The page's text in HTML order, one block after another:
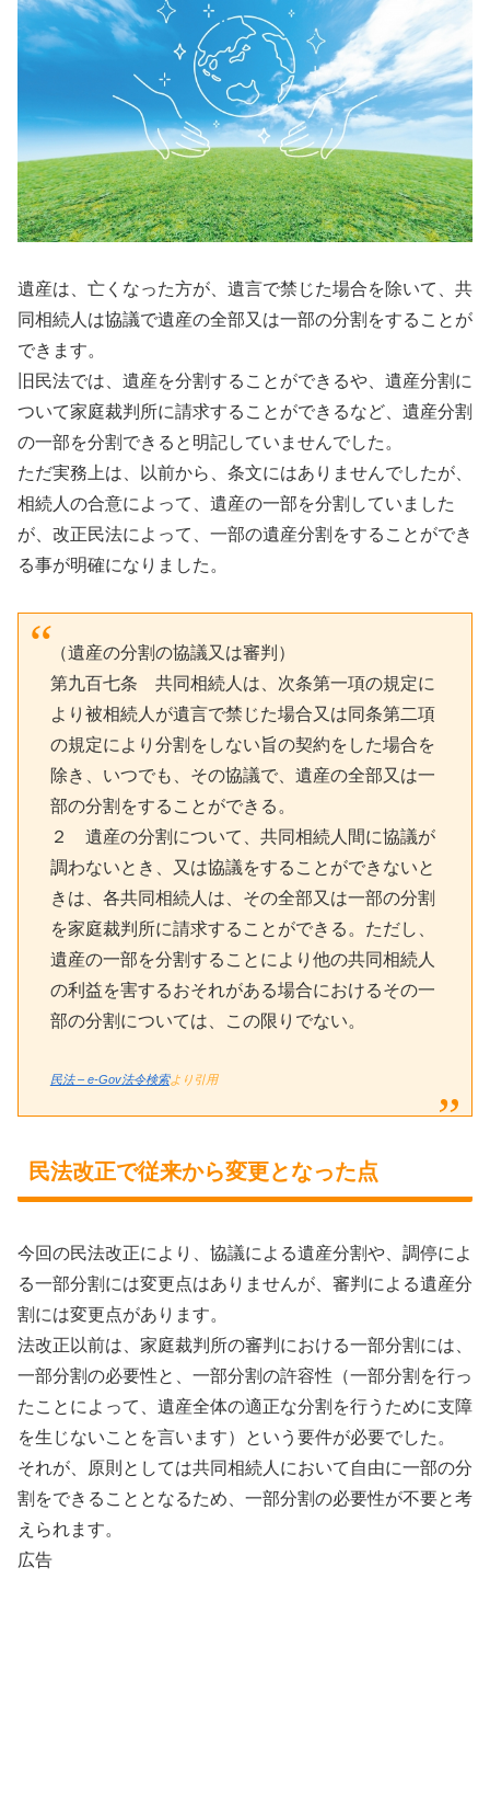
遺産は、亡くなった方が、遺言で禁じた場合を除いて、共
同相続人は協議で遺産の全部又は一部の分割をすることが
できます。
旧民法では、遺産を分割することができるや、遺産分割に
ついて家庭裁判所に請求することができるなど、遺産分割
の一部を分割できると明記していませんでした。
ただ実務上は、以前から、条文にはありませんでしたが、
相続人の合意によって、遺産の一部を分割していました
が、改正民法によって、一部の遺産分割をすることができ
る事が明確になりました。
（遺産の分割の協議又は審判）
第九百七条 共同相続人は、次条第一項の規定に
より被相続人が遺言で禁じた場合又は同条第二項
の規定により分割をしない旨の契約をした場合を
除き、いつでも、その協議で、遺産の全部又は一
部の分割をすることができる。
２ 遺産の分割について、共同相続人間に協議が
調わないとき、又は協議をすることができないと
きは、各共同相続人は、その全部又は一部の分割
を家庭裁判所に請求することができる。ただし、
遺産の一部を分割することにより他の共同相続人
の利益を害するおそれがある場合におけるその一
部の分割については、この限りでない。
民法 – e-Gov法令検索より引用
民法改正で従来から変更となった点
今回の民法改正により、協議による遺産分割や、調停によ
る一部分割には変更点はありませんが、審判による遺産分
割には変更点があります。
法改正以前は、家庭裁判所の審判における一部分割には、
一部分割の必要性と、一部分割の許容性（一部分割を行っ
たことによって、遺産全体の適正な分割を行うために支障
を生じないことを言います）という要件が必要でした。
それが、原則としては共同相続人において自由に一部の分
割をできることとなるため、一部分割の必要性が不要と考
えられます。
広告